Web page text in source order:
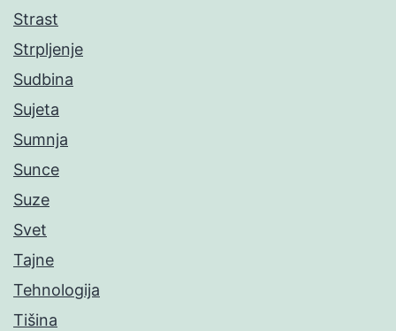
Strast
Strpljenje
Sudbina
Sujeta
Sumnja
Sunce
Suze
Svet
Tajne
Tehnologija
Tišina